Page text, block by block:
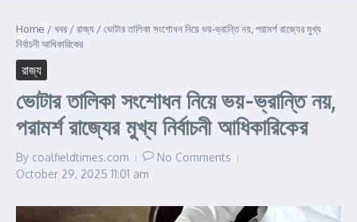
Home /খবর /রাজ্য /ভোটার তালিকা সংশোধন নিয়ে ভয়-ভ্রান্তি নয়, পরামর্শ রাজ্যের মুখ্য
নির্বাচনী আধিকারিকের
রাজ্য
ভোটার তালিকা সংশোধন নিয়ে ভয়-ভ্রান্তি নয়,
পরামর্শ রাজ্যের মুখ্য নির্বাচনী আধিকারিকের
By coalfieldtimes.com
No Comments
October 29, 2025 11:01 am